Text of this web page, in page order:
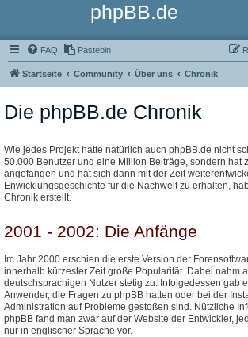
phpBB.de
FAQ Pastebin
Startseite Community Über uns Chronik
Die phpBB.de Chronik
Wie jedes Projekt hatte natürlich auch phpBB.de nicht
50.000 Benutzer und eine Million Beiträge, sondern hat
angefangen und hat sich dann mit der Zeit
Enwicklungsgeschichte für die Nachwelt zu erhalten,
Chronik erstellt.
2001 - 2002: Die Anfänge
Im Jahr 2000 erschien die erste Version der
innerhalb kürzester Zeit große Popularität. Dabei nahm
deutschsprachigen Nutzer stetig zu. Infolgedessen gab
Anwender, die Fragen zu phpBB hatten oder bei der
Administration auf Probleme gestoßen sind. Nützliche
phpBB fand man zwar auf der Website der Entwickler,
nur in englischer Sprache vor.